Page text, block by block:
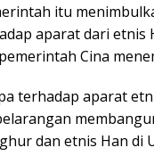
itu
aparat dari etnis
Cina
terhadap aparat
dan etnis Han di